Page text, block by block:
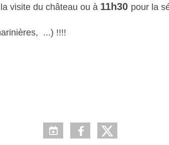
visite du château ou à 11h30 pour la
...) !!!!